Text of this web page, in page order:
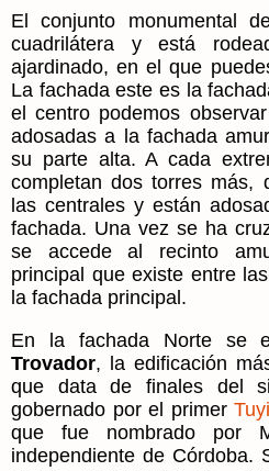
El conjunto monumental
cuadrilátera y está
ajardinado, en el que
La fachada este es la
el centro podemos
adosadas a la fachada
su parte alta. A cada
completan dos torres más,
las centrales y están
fachada. Una vez se ha
se accede al recinto
principal que existe entre
la fachada principal.
En la fachada Norte se
Trovador, la edificación
que data de finales del
gobernado por el primer
que fue nombrado por
independiente de Córdoba.